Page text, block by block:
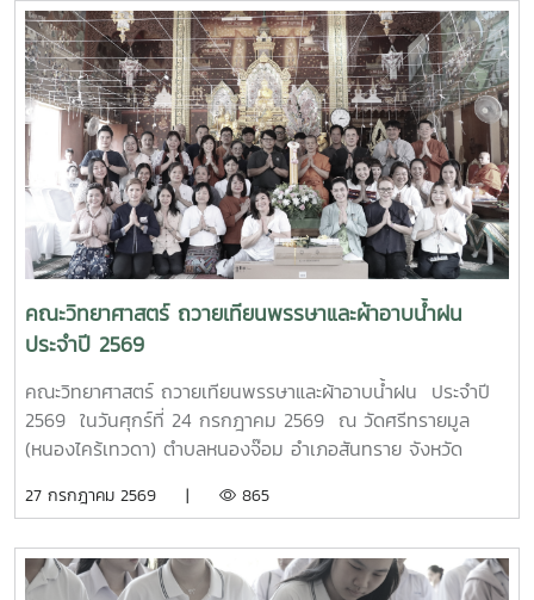
ครู และนักศึกษา แผนกวิชาเทคนิคการผลิต เข้าร่วมการอบรม
อย่างพร้อมเพรียง การอบรมครั้งนี้ได้รับเกียรติจาก ผู้ช่วย
ศาสตราจารย์ ดร.กนกวรรณ กรรเชียง และรองศาสตราจารย์
ดร.ชูพงษ์ ภาคภูมิ วิทยากรผู้ทรงคุณวุฒิจาก คณะวิทยาศาสตร์
มหาวิทยาลัยแม่โจ้ มาให้ความรู้ทั้งภาคทฤษฎีและภาคปฏิบัติเกี่ยว
กับการควบคุมแขนกลหุ่นยนต์ การประยุกต์ใช้งานในภาค
อุตสาหกรรม ตลอดจนการใช้งานเทคโนโลยีระบบอัตโนมัติ เพื่อให้
นักศึกษาได้เรียนรู้จากประสบการณ์จริงและสามารถนำองค์ความ
รู้ไปประยุกต์ใช้ในการเรียนและการประกอบอาชีพในอนาคต โดย
โครงการดังกล่าวมีวัตถุประสงค์เพื่อพัฒนาสมรรถนะด้าน
เทคโนโลยีและระบบอัตโนมัติ เสริมสร้างทักษะวิชาชีพที่สอดคล้อง
กับความต้องการของภาคอุตสาหกรรมยุคใหม่ พร้อมยกระดับ
ศักยภาพผู้เรียนให้มีความพร้อมเข้าสู่การทำงานในอุตสาหกรรม
4.0MTP : "ผู้นำการผลิตและพัฒนากำลังคนอาชีวศึกษาเฉพาะ
ทางสมรรรถนะสูง" 32 ปี MTP รั้ว ชมพู - ฟ้าดูรูปเพิ่มเติม :
https://drive.google.com/drive/folders/
คณะวิทยาศาสตร์ ถวายเทียนพรรษาและผ้าอาบน้ำฝน
ประจำปี 2569
คณะวิทยาศาสตร์ ถวายเทียนพรรษาและผ้าอาบน้ำฝน ประจำปี
2569 ในวันศุกร์ที่ 24 กรกฎาคม 2569 ณ วัดศรีทรายมูล
(หนองไคร้เทวดา) ตำบลหนองจ๊อม อำเภอสันทราย จังหวัด
27 กรกฎาคม 2569 | 865